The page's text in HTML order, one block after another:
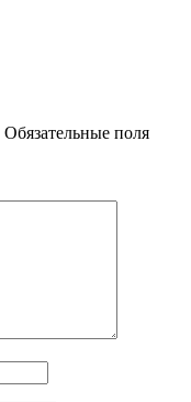
Обязательные поля